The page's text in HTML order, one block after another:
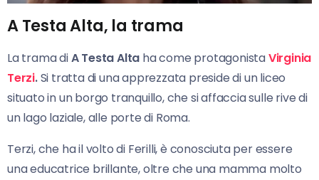
A Testa Alta, la trama
La trama diA Testa Alta ha come protagonistaVirginia
Terzi.Si tratta di una apprezzata preside di un liceo
situato in un borgo tranquillo, che si affaccia sulle rive di
un lago laziale, alle porte di Roma.
Terzi, che ha il volto di Ferilli, è conosciuta per essere
una educatrice brillante, oltre che una mamma molto